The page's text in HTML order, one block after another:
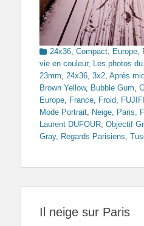
Categories
24x36 Compact Europe
vie en couleur, Les photos
23mm
24x36, 3x2 Après
Brown Yellow, Bubble Gum
Europe France Froid
Mode Portrait Neige, Paris,
Laurent DUFOUR Objectif
Gray, Regards Parisiens
Il neige sur Paris